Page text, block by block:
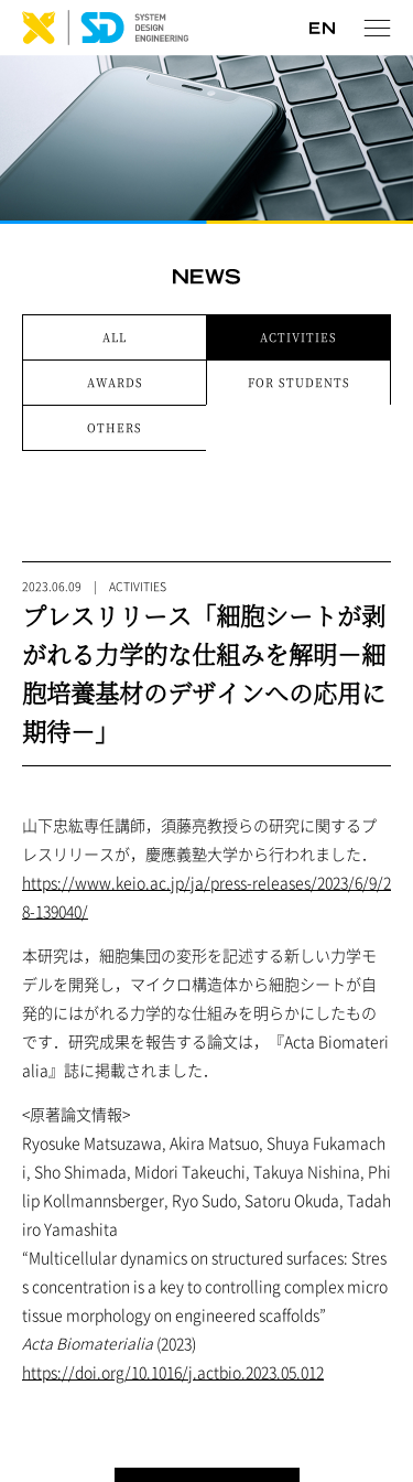
ALL ACTIVITIES
AWARDS FOR STUDENTS
OTHERS
2023.06.09 | ACTIVITIES
プレスリリース「細胞シートが剥
がれる力学的な仕組みを解明－細
胞培養基材のデザインへの応用に
期待－」
山下忠紘専任講師，須藤亮教授らの研究に関するプ
レスリリースが，慶應義塾大学から行われました．
https://www.keio.ac.jp/ja/press-releases/2023/6/9/2
8-139040/
本研究は，細胞集団の変形を記述する新しい力学モ
デルを開発し，マイクロ構造体から細胞シートが自
発的にはがれる力学的な仕組みを明らかにしたもの
です．研究成果を報告する論文は，『Acta Biomateri
alia』誌に掲載されました．
<原著論文情報>
Ryosuke Matsuzawa, Akira Matsuo, Shuya Fukamach
i, Sho Shimada, Midori Takeuchi, Takuya Nishina, Phi
lip Kollmannsberger, Ryo Sudo, Satoru Okuda, Tadah
iro Yamashita
“Multicellular dynamics on structured surfaces: Stres
s concentration is a key to controlling complex micro
tissue morphology on engineered scaffolds”
Acta Biomaterialia (2023)
https://doi.org/10.1016/j.actbio.2023.05.012